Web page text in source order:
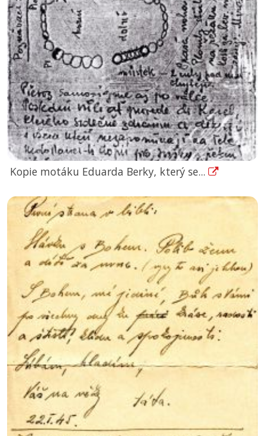
Kopie motáku Eduarda Berky, který se...